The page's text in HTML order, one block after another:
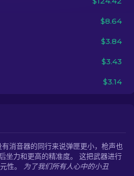
$8.64
$3.84
$3.43
$3.14
消音器的同行来说弹匣更小，枪声也
坐力和更高的精准度。 这把武器进行
性。 为了我们所有人心中的小丑